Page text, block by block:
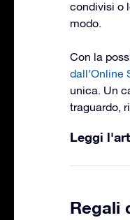
condivisi o
modo.
Con la
dall’Online
unica. Un
traguardo,
Leggi
Regali